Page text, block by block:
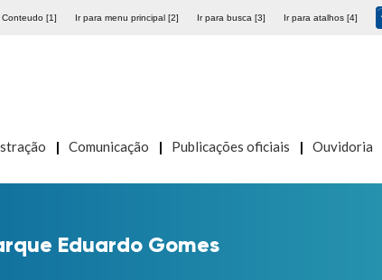
Conteudo [1] Ir para menu principal [2] Ir para busca [3] Ir para atalhos [4]
Comunicação Publicações oficiais Ouvidoria
Eduardo Gomes